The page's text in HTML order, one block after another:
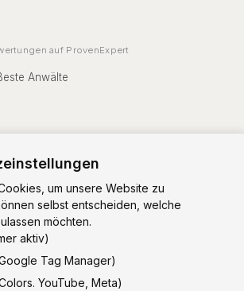
auf ProvenExpert
Anwälte
um unsere Website zu
selbst entscheiden, welche
möchten.
aktiv)
Tag Manager)
YouTube, Meta)